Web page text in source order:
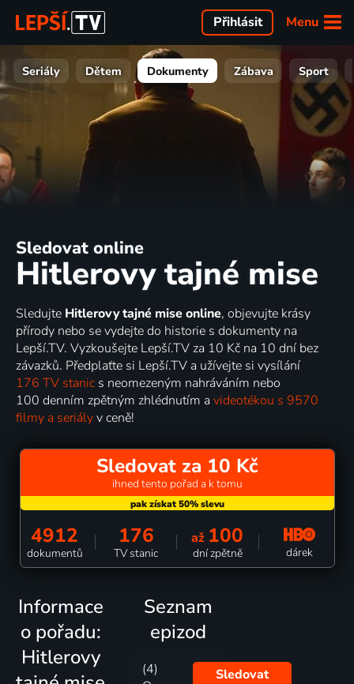
Menu
Přihlásit
Seriály Dětem Dokumenty Zábava Sport
Sledovat online
Hitlerovy tajné mise
Sledujte Hitlerovy tajné mise online, objevujte krásy
přírody nebo se vydejte do historie s dokumenty na
Lepší.TV. Vyzkoušejte Lepší.TV za 10 Kč na 10 dní bez
závazků. Předplaťte si Lepší.TV a užívejte si vysílání
176 TV stanic s neomezeným nahráváním nebo
100 denním zpětným zhlédnutím a videotékou s 9570
filmy a seriályv ceně!
Sledovat za 10 Kč
ihned tento pořad a k tomu
4912
dokumentů
176
TV stanic
až 100
dní zpětně dárek
Informace
o pořadu:
Hitlerovy
Seznam
epizod
(4)
Sledovat